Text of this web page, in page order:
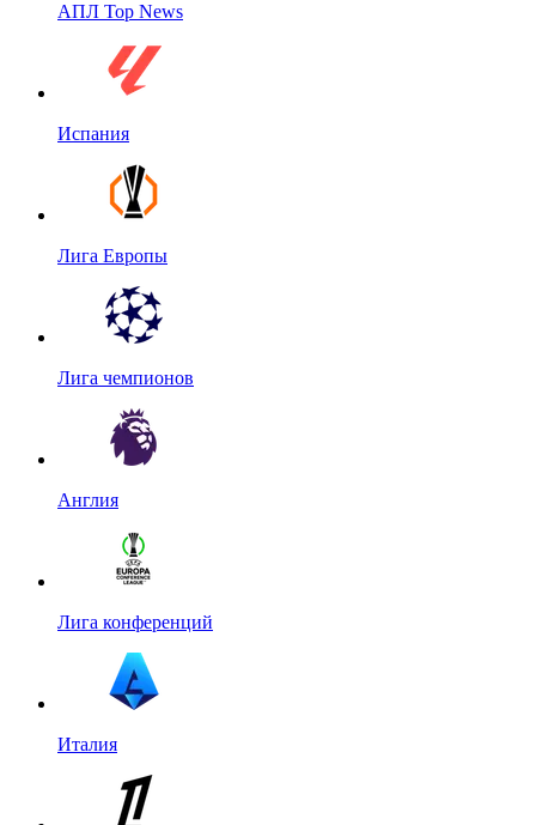
АПЛ Top News
Испания
Лига Европы
Лига чемпионов
Англия
Лига конференций
Италия